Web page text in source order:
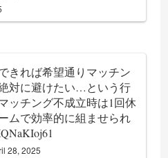
きれば希望通りマッチン
対に避けたい…という行
ッチング不成立時は1回休
ムで効率的に組ませられ
28, 2025